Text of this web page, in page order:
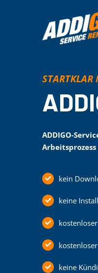
ADDIGO-
kein
keine
keine